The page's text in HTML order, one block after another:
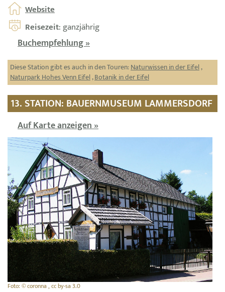
Website
Reisezeit: ganzjährig
Buchempfehlung »
Diese Station gibt es auch in den Touren:Naturwissen in der Eifel,
Naturpark Hohes Venn Eifel,Botanik in der Eifel
13. STATION: BAUERNMUSEUM LAMMERSDORF
Auf Karte anzeigen »
Foto: © coronna , cc by-sa 3.0